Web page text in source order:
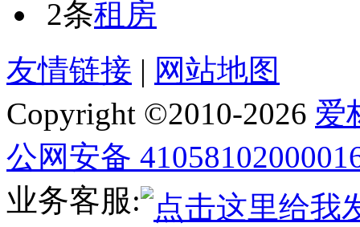
2条租房
友情链接 | 网站地图
Copyright ©2010-2026 爱
公网安备
业务客服: